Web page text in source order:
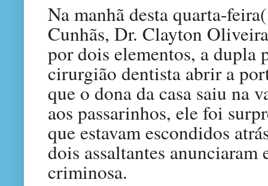
Na manhã desta quarta-
Cunhãs, Dr. Clayton
por dois elementos, a dupla
cirurgião dentista abrir a
que o dona da casa saiu na
aos passarinhos, ele foi
que estavam escondidos
dois assaltantes anunciaram
criminosa.